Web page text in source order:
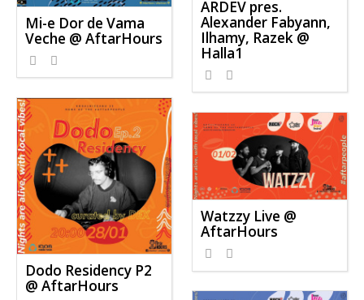
ARDEV pres.
Alexander Fabyann,
Ilhamy, Razek @
Halla1
Mi-e Dor de Vama
Veche @ AftarHours
Dodo Residency P2
@ AftarHours
Watzzy Live @
AftarHours